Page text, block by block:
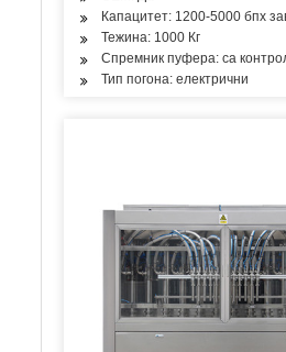
Капацитет: 1200-5000 бпх
Тежина: 1000 Кг
Спремник пуфера: са
Тип погона: електрични